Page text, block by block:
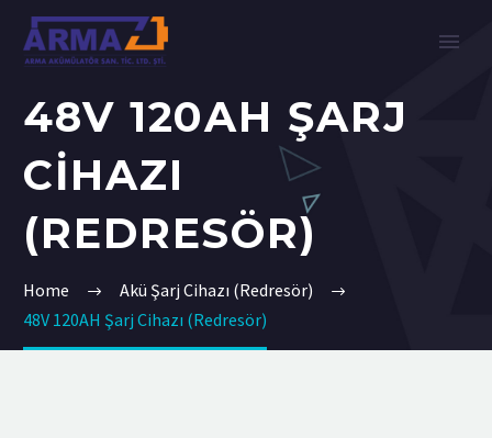
48V 120AH ŞARJ
CIHAZI
(REDRESÖR)
Home
Akü Şarj Cihazı (Redresör)
48V 120AH Şarj Cihazı (Redresör)